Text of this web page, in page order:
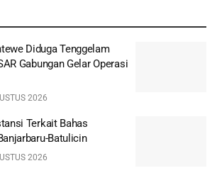
Diduga Tenggelam
Gabungan Gelar Operasi
2026
Terkait Bahas
Batulicin
2026